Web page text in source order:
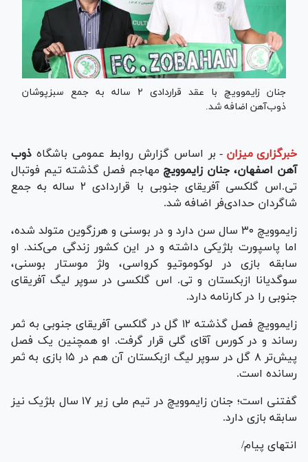
جنان زایموویچ با عقد قراردادی ۲ ساله به جمع سبزپوشان
ذوب‌آهن اضافه شد.
خبرگزاری میزان - بر اساس گزارش روابط عمومی باشگاه ذوب
آهن اصفهان، جنان زایموویچ مهاجم فصل گذشته تیم فوتبال
تی.اس گلکسی آفریقای جنوبی با قراردادی ۲ ساله به جمع
شاگردان حدادی‌فر اضافه شد.
زایموویچ ۳۰ سال سن دارد و در بوسنی و هرزگوین متولد شده،
اما پاسپورت بلژیکی داشته و در این کشور زندگی می‌کند. او
سابقه بازی در لوکوموتیو کرواسی، ولژ موستار بوسنی،
سوگدیانا ازبکستان و تی. اس گلکسی در سوپر لیگ آفریقای
جنوبی را در کارنامه دارد.
زایموویچ فصل گذشته ۱۲ گل در گلکسی آفریقای جنوبی به ثمر
رساند و در کورس آقای گلی قرار گرفت. او همچنین یک فصل
پیش‌تر ۸ گل در سوپر لیگ ازبکستان آن هم در ۱۵ بازی به ثمر
رسانده است.
گفتنی است؛ جنان زایموویچ در تیم ملی زیر ۱۷ سال بلژیک نیز
سابقه بازی دارد.
انتهای پیام/